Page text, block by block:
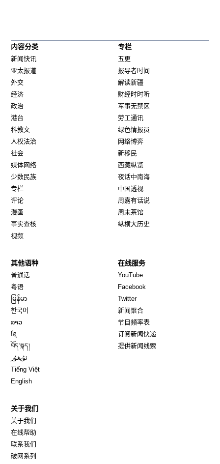
内容分类
新闻快讯
亚太报道
外交
经济
政治
港台
科教文
人权法治
社会
媒体网络
少数民族
专栏
评论
漫画
事实查核
视频
专栏
五更
报导者时间
解读新疆
财经时时听
军事无禁区
劳工通讯
绿色情报员
网络博弈
新移民
西藏纵览
夜话中南海
中国透视
周嘉有话说
周末茶馆
纵横大历史
其他语种
普通话
粤语
မြန်မာ
한국어
ລາວ
ខ្មែ
བོད་སྐད།
ئۇيغۇر
Tiếng Việt
English
在线服务
YouTube
Facebook
TwitterOpens in new window
新闻聚合
节目频率表
订阅新闻快递
提供新闻线索
关于我们
关于我们
在线帮助
联系我们
破网系列